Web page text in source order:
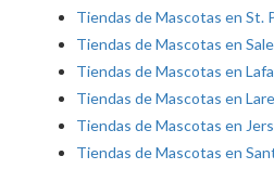
Tiendas de Mascotas en St.
Tiendas de Mascotas en
Tiendas de Mascotas en
Tiendas de Mascotas en
Tiendas de Mascotas en
Tiendas de Mascotas en